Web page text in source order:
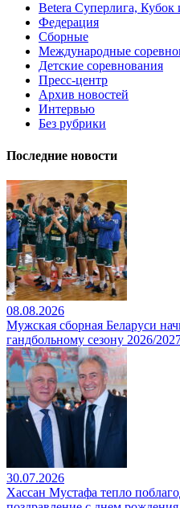
Betera Суперлига, Кубок
Федерация
Сборные
Международные
Детские соревнования
Пресс-центр
Архив новостей
Интервью
Без рубрики
Последние новости
08.08.2026
Мужская сборная Беларуси
гандбольному сезону 2026/
30.07.2026
Хассан Мустафа тепло